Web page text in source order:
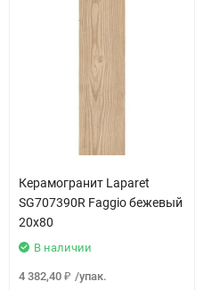
Керамогранит Laparet
SG707390R Faggio бежевый
20x80
В наличии
4 382,40 ₽ /упак.